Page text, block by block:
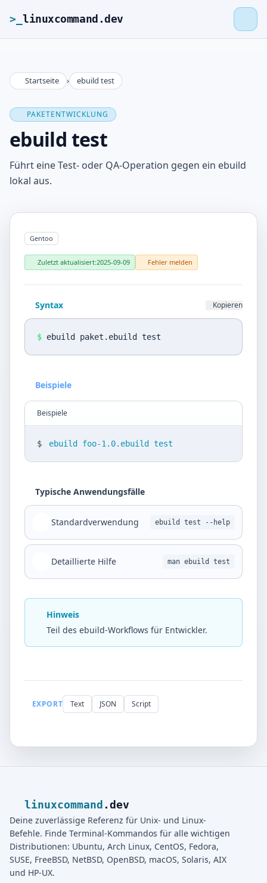
>_ linuxcommand.dev
>_linuxcommand.dev
Roadmap
Impressum
Datenschutz
DE EN
Design
Startseite › ebuild test
PAKETENTWICKLUNG
ebuild test
Führt eine Test- oder QA-Operation gegen ein ebuild
lokal aus.
Gentoo
Zuletzt aktualisiert:2025-09-09 Fehler melden
Syntax Kopieren
$ ebuild paket.ebuild test
Beispiele
Beispiele
$ ebuild foo-1.0.ebuild test
Typische Anwendungsfälle
Standardverwendung ebuild test --help
Detaillierte Hilfe man ebuild test
Hinweis
Teil des ebuild-Workflows für Entwickler.
EXPORT Text JSON Script
linuxcommand .dev
Deine zuverlässige Referenz für Unix- und Linux-
Befehle. Finde Terminal-Kommandos für alle wichtigen
Distributionen: Ubuntu, Arch Linux, CentOS, Fedora,
SUSE, FreeBSD, NetBSD, OpenBSD, macOS, Solaris, AIX
und HP-UX.